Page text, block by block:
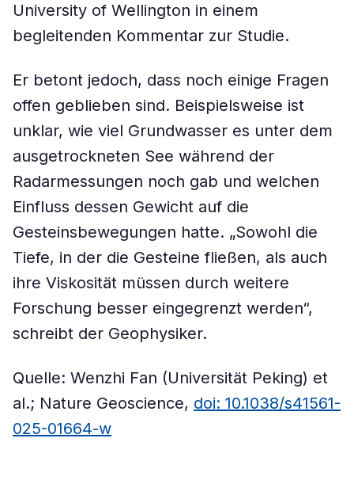
University of Wellington in einem
begleitenden Kommentar zur Studie.
Er betont jedoch, dass noch einige Fragen
offen geblieben sind. Beispielsweise ist
unklar, wie viel Grundwasser es unter dem
ausgetrockneten See während der
Radarmessungen noch gab und welchen
Einfluss dessen Gewicht auf die
Gesteinsbewegungen hatte. „Sowohl die
Tiefe, in der die Gesteine ​​fließen, als auch
ihre Viskosität müssen durch weitere
Forschung besser eingegrenzt werden“,
schreibt der Geophysiker.
Quelle: Wenzhi Fan (Universität Peking) et
al.; Nature Geoscience, doi: 10.1038/s41561-
025-01664-w